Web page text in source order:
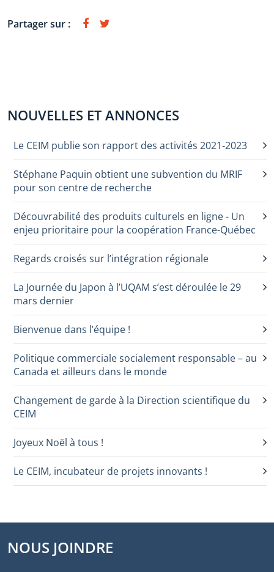
Partager sur :
NOUVELLES ET ANNONCES
Le CEIM publie son rapport des activités 2021-2023
Stéphane Paquin obtient une subvention du MRIF
pour son centre de recherche
Découvrabilité des produits culturels en ligne - Un
enjeu prioritaire pour la coopération France-Québec
Regards croisés sur l’intégration régionale
La Journée du Japon à l’UQAM s’est déroulée le 29
mars dernier
Bienvenue dans l’équipe !
Politique commerciale socialement responsable – au
Canada et ailleurs dans le monde
Changement de garde à la Direction scientifique du
CEIM
Joyeux Noël à tous !
Le CEIM, incubateur de projets innovants !
NOUS JOINDRE